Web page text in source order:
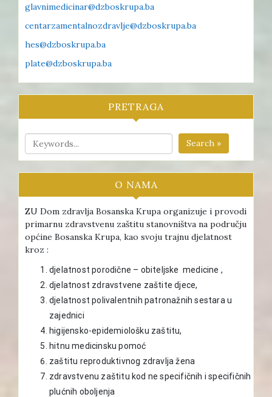
glavnimedicinar@dzboskrupa.ba
centarzamentalnozdravlje@dzboskrupa.ba
hes@dzboskrupa.ba
plate@dzboskrupa.ba
PRETRAGA
Search »
O NAMA
ZU Dom zdravlja Bosanska Krupa organizuje i provodi
primarnu zdravstvenu zaštitu stanovništva na području
općine Bosanska Krupa, kao svoju trajnu djelatnost
kroz :
djelatnost porodične – obiteljske medicine ,
djelatnost zdravstvene zaštite djece,
djelatnost polivalentnih patronažnih sestara u
zajednici
higijensko-epidemiološku zaštitu,
hitnu medicinsku pomoć
zaštitu reproduktivnog zdravlja žena
zdravstvenu zaštitu kod ne specifičnih i specifičnih
plućnih oboljenja